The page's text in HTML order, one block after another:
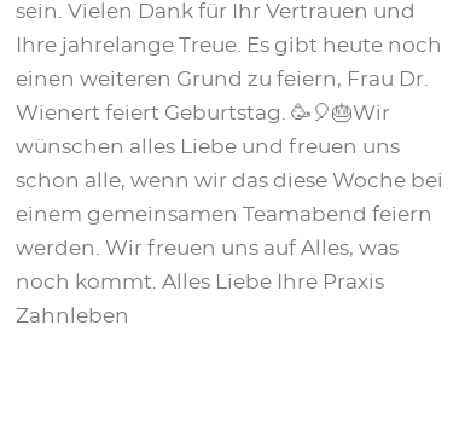
sein. Vielen Dank für Ihr Vertrauen und
Ihre jahrelange Treue. Es gibt heute noch
einen weiteren Grund zu feiern, Frau Dr.
Wienert feiert Geburtstag. 🥳🎈🎂Wir
wünschen alles Liebe und freuen uns
schon alle, wenn wir das diese Woche bei
einem gemeinsamen Teamabend feiern
werden. Wir freuen uns auf Alles, was
noch kommt. Alles Liebe Ihre Praxis
Zahnleben